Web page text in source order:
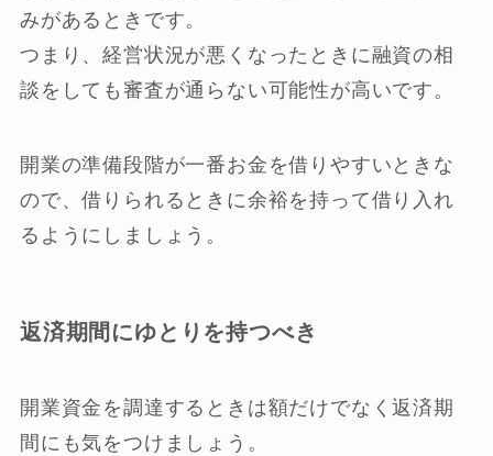
みがあるときです。
つまり、経営状況が悪くなったときに融資の相
談をしても審査が通らない可能性が高いです。
開業の準備段階が一番お金を借りやすいときな
ので、借りられるときに余裕を持って借り入れ
るようにしましょう。
返済期間にゆとりを持つべき
開業資金を調達するときは額だけでなく返済期
間にも気をつけましょう。